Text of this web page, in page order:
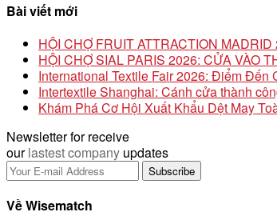
Bài viết mới
HỘI CHỢ FRUIT ATTRACTION
HỘI CHỢ SIAL PARIS 2026: CỬA VÀO
International Textile Fair 2026: Điểm Đến
Intertextile Shanghai: Cánh cửa thành
Khám Phá Cơ Hội Xuất Khẩu Dệt May
Newsletter for receive
ourlastest company updates
Về Wisematch